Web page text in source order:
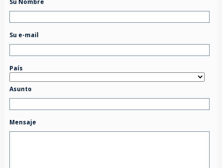
Su e-mail
País
Asunto
Mensaje